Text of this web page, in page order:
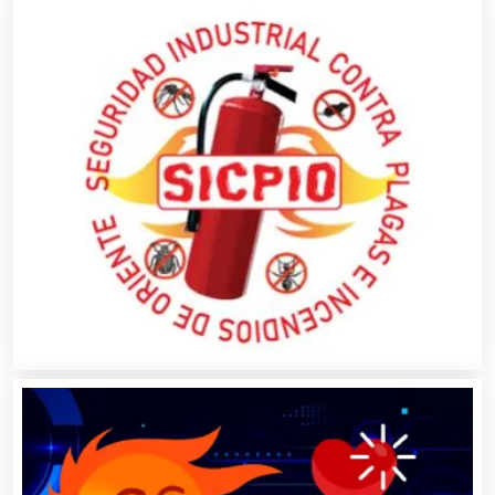
Autobuses
Automatización
Automóviles Nuevos y Usados
Autopartes Eléctricas
Balnearios